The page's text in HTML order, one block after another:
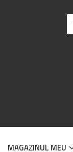
MAGAZINUL MEU